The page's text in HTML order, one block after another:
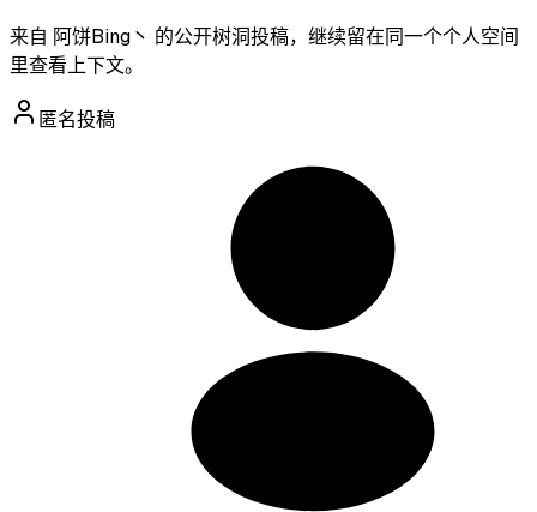
来自 阿饼Bing丶 的公开树洞投稿，继续留在同一个个人空间
里查看上下文。
匿名投稿